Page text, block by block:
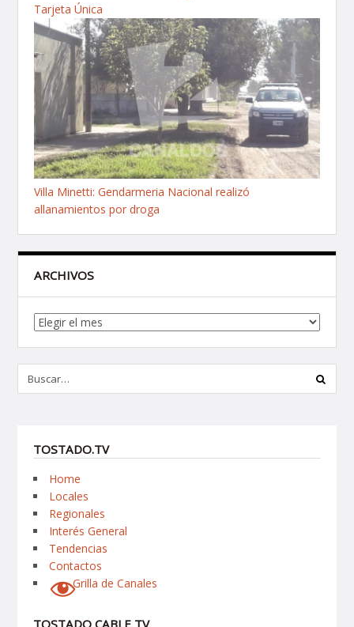
Tarjeta Única
Villa Minetti: Gendarmeria Nacional realizó
allanamientos por droga
ARCHIVOS
Archivos
TOSTADO.TV
Home
Locales
Regionales
Interés General
Tendencias
Contactos
Grilla de Canales